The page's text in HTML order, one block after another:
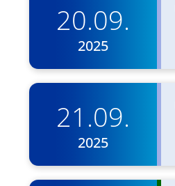
20.09.
2025
21.09.
2025